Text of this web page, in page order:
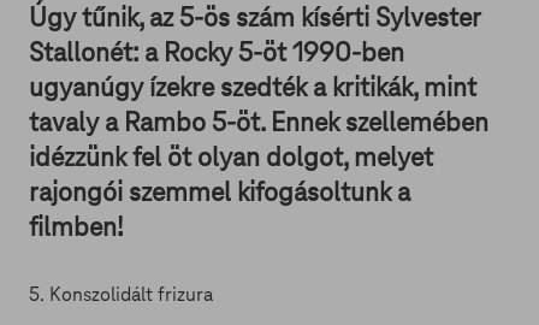
Úgy tűnik, az 5-ös szám kísérti Sylvester
Stallonét: a Rocky 5-öt 1990-ben
ugyanúgy ízekre szedték a kritikák, mint
tavaly a Rambo 5-öt. Ennek szellemében
idézzünk fel öt olyan dolgot, melyet
rajongói szemmel kifogásoltunk a
filmben!
5. Konszolidált frizura